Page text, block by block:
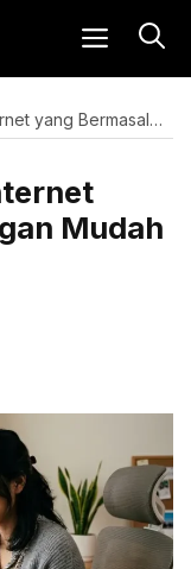
MENU
9 Cara Cek Koneksi Internet yang Bermasalah dengan Mudah
Mudah